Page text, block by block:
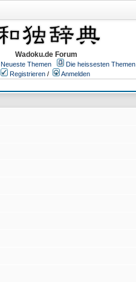
Wadoku.de Forum
Neueste Themen
Die heissesten Themen
Registrieren /
Anmelden